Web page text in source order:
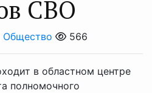
СВО
Общество 566
в областном центре
полномочного